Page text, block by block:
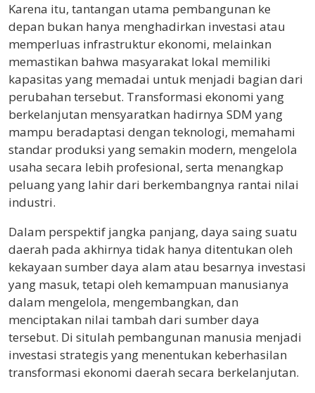
Karena itu, tantangan utama pembangunan ke
depan bukan hanya menghadirkan investasi atau
memperluas infrastruktur ekonomi, melainkan
memastikan bahwa masyarakat lokal memiliki
kapasitas yang memadai untuk menjadi bagian dari
perubahan tersebut. Transformasi ekonomi yang
berkelanjutan mensyaratkan hadirnya SDM yang
mampu beradaptasi dengan teknologi, memahami
standar produksi yang semakin modern, mengelola
usaha secara lebih profesional, serta menangkap
peluang yang lahir dari berkembangnya rantai nilai
industri.
Dalam perspektif jangka panjang, daya saing suatu
daerah pada akhirnya tidak hanya ditentukan oleh
kekayaan sumber daya alam atau besarnya investasi
yang masuk, tetapi oleh kemampuan manusianya
dalam mengelola, mengembangkan, dan
menciptakan nilai tambah dari sumber daya
tersebut. Di situlah pembangunan manusia menjadi
investasi strategis yang menentukan keberhasilan
transformasi ekonomi daerah secara berkelanjutan.